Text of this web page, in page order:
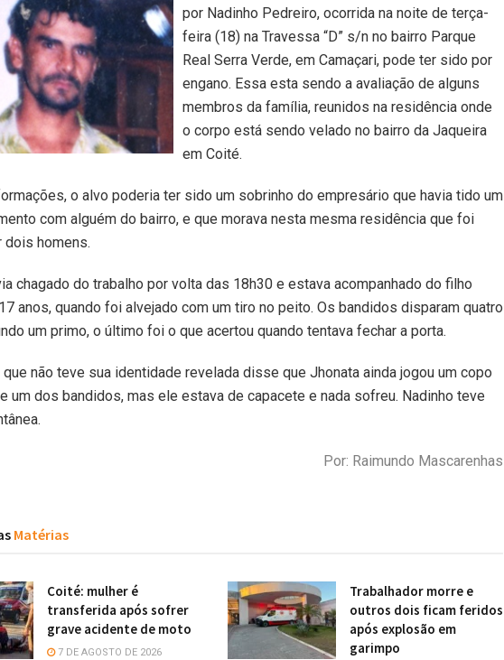
por Nadinho Pedreiro, ocorrida na noite de terça-
feira (18) na Travessa “D” s/n no bairro Parque
Real Serra Verde, em Camaçari, pode ter sido por
engano. Essa esta sendo a avaliação de alguns
membros da família, reunidos na residência onde
o corpo está sendo velado no bairro da Jaqueira
em Coité.
o alvo poderia ter sido um sobrinho do empresário que havia tido um
com alguém do bairro, e que morava nesta mesma residência que foi
dois homens.
chagado do trabalho por volta das 18h30 e estava acompanhado do filho
anos, quando foi alvejado com um tiro no peito. Os bandidos disparam quatro
um primo, o último foi o que acertou quando tentava fechar a porta.
que não teve sua identidade revelada disse que Jhonata ainda jogou um copo
um dos bandidos, mas ele estava de capacete e nada sofreu. Nadinho teve
Por: Raimundo Mascarenhas
Matérias
Coité: mulher é
transferida após sofrer
grave acidente de moto
7 DE AGOSTO DE 2026
Trabalhador morre e
outros dois ficam feridos
após explosão em
garimpo